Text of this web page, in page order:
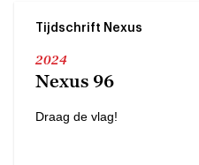
Tijdschrift Nexus
2024
Nexus 96
Draag de vlag!